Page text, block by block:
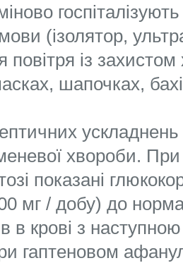
(ізолятор,
повітря із
шапочках,
ускладнень
хвороби.
показані
мг / добу) до
в крові з
гаптеновом